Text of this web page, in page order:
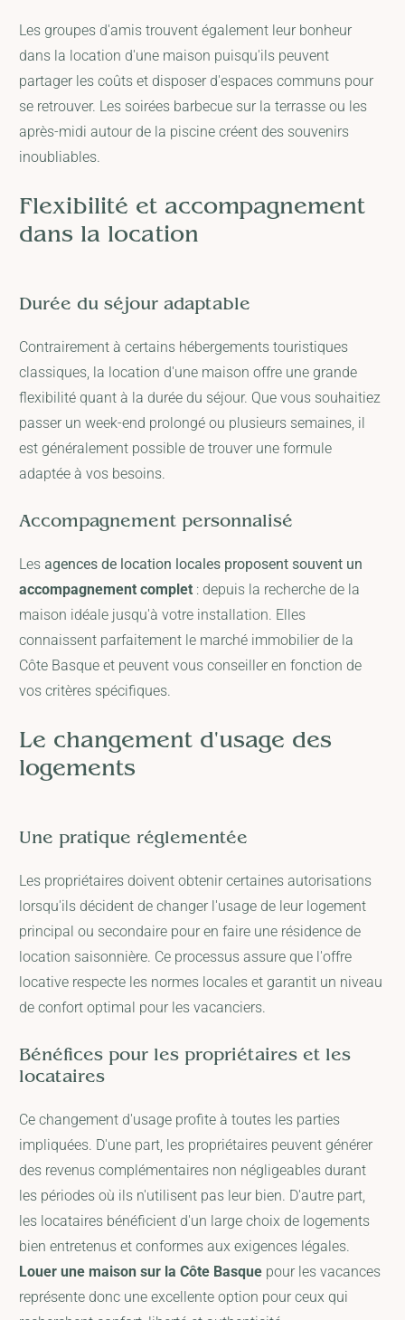
Les groupes d'amis trouvent également leur bonheur
dans la location d'une maison puisqu'ils peuvent
partager les coûts et disposer d'espaces communs pour
se retrouver. Les soirées barbecue sur la terrasse ou les
après-midi autour de la piscine créent des souvenirs
inoubliables.
Flexibilité et accompagnement
dans la location
Durée du séjour adaptable
Contrairement à certains hébergements touristiques
classiques, la location d'une maison offre une grande
flexibilité quant à la durée du séjour. Que vous souhaitiez
passer un week-end prolongé ou plusieurs semaines, il
est généralement possible de trouver une formule
adaptée à vos besoins.
Accompagnement personnalisé
Les agences de location locales proposent souvent un
accompagnement complet : depuis la recherche de la
maison idéale jusqu'à votre installation. Elles
connaissent parfaitement le marché immobilier de la
Côte Basque et peuvent vous conseiller en fonction de
vos critères spécifiques.
Le changement d'usage des
logements
Une pratique réglementée
Les propriétaires doivent obtenir certaines autorisations
lorsqu'ils décident de changer l'usage de leur logement
principal ou secondaire pour en faire une résidence de
location saisonnière. Ce processus assure que l'offre
locative respecte les normes locales et garantit un niveau
de confort optimal pour les vacanciers.
Bénéfices pour les propriétaires et les
locataires
Ce changement d'usage profite à toutes les parties
impliquées. D'une part, les propriétaires peuvent générer
des revenus complémentaires non négligeables durant
les périodes où ils n'utilisent pas leur bien. D'autre part,
les locataires bénéficient d'un large choix de logements
bien entretenus et conformes aux exigences légales.
Louer une maison sur la Côte Basque pour les vacances
représente donc une excellente option pour ceux qui